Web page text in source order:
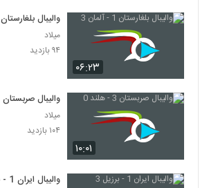
۰۶:۲۳
والیبال بلغارستان 1 - آلمان 3
میلاد
۹۴ بازدید
۱۰:۰۱
والیبال صربستان 3 - هلند 0
میلاد
۱۰۴ بازدید
والیبال ایران 1 - برزیل 3